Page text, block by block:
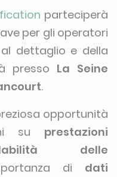
parteciperà
per gli operatori
dettaglio e della
presso La Seine
.
opportunità
su prestazioni
delle
di dati